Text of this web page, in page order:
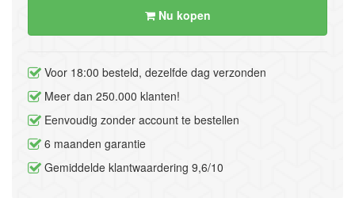
Nu kopen
Voor 18:00 besteld, dezelfde dag verzonden
Meer dan 250.000 klanten!
Eenvoudig zonder account te bestellen
6 maanden garantie
Gemiddelde klantwaardering 9,6/10